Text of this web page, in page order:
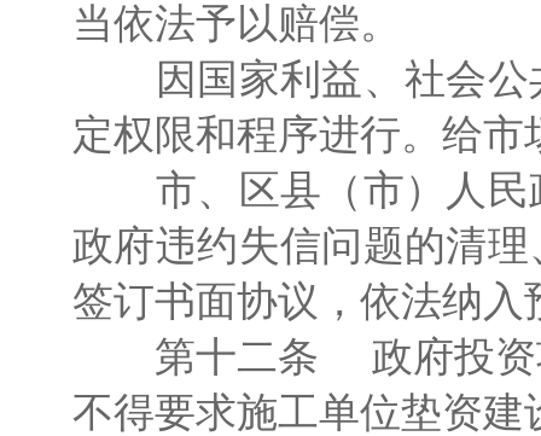
当依法予以赔偿。
因国家利益、社会公
定权限和程序进行。给
市、区县（市）人民
政府违约失信问题的清
签订书面协议，依法纳入
第十二条 政府投资项
不得要求施工单位垫资建